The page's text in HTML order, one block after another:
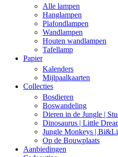
Alle lampen
Hanglampen
Plafondlampen
Wandlampen
Houten wandlampen
Tafellamp
Papier
Kalenders
Mijlpaalkaarten
Collecties
Bosdieren
Boswandeling
Dieren in de Jungle |
Dinosaurus | Little
Jungle Monkeys |
Op de Bouwplaats
Aanbiedingen